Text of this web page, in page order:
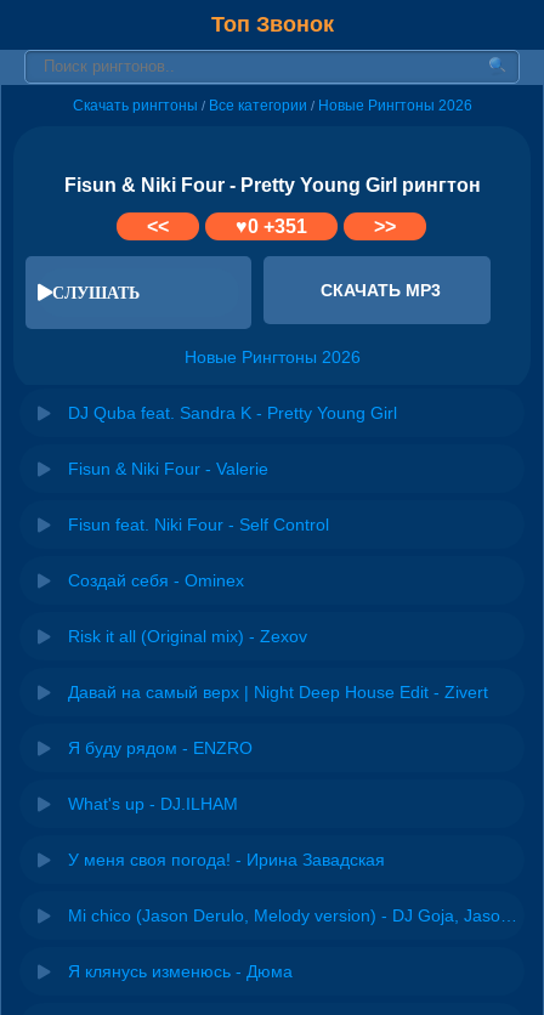
Топ Звонок
Скачать рингтоны / Все категории / Новые Рингтоны 2026
Fisun & Niki Four - Pretty Young Girl рингтон
<<
♥0+351 >>
СЛУШАТЬ СКАЧАТЬ MP3
Новые Рингтоны 2026
DJ Quba feat. Sandra K - Pretty Young Girl
Fisun & Niki Four - Valerie
Fisun feat. Niki Four - Self Control
Создай себя - Ominex
Risk it all (Original mix) - Zexov
Давай на самый верх | Night Deep House Edit - Zivert
Я буду рядом - ENZRO
What's up - DJ.ILHAM
У меня своя погода! - Ирина Завадская
Я клянусь изменюсь - Дюма